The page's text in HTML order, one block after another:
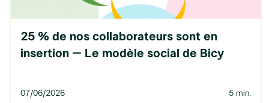
25 % de nos collaborateurs sont en
insertion – Le modèle social de Bicy
07/06/2026 5 min.